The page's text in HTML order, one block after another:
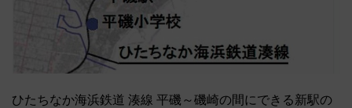
ひたちなか海浜鉄道 湊線 平磯～磯崎の間にできる新駅の